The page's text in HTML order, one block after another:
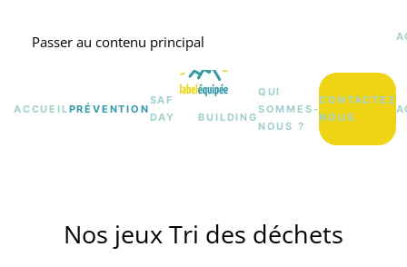
Passer au contenu principal
ACCUEILPRÉVENTION
SAFETY
DAY
TEAM
BUILDING
QUI
SOMMES-
NOUS ?
CONTACTEZ
NOUS
Nos jeux Tri des déchets